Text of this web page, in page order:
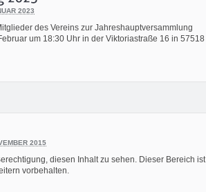
2023
des Vereins zur Jahreshauptversammlung
um 18:30 Uhr in der Viktoriastraße 16 in 57518
2015
diesen Inhalt zu sehen. Dieser Bereich ist
vorbehalten.